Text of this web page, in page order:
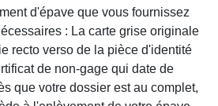
d'épave que vous fournissez
: La carte grise originale
recto verso de la pièce d'identité
de non-gage qui date de
que votre dossier est au complet,